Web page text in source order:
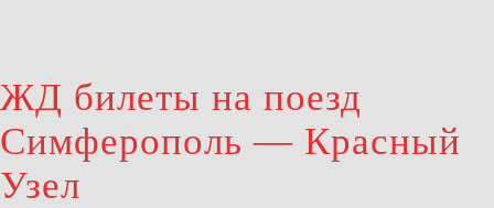
ЖД билеты на поезд
Симферополь — Красный
Узел